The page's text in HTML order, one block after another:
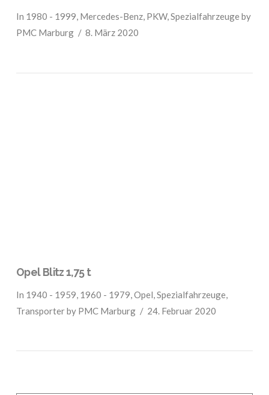
In 1980 - 1999, Mercedes-Benz, PKW,Spezialfahrzeugeby
PMC Marburg
8. März 2020
Opel Blitz 1,75 t
In 1940 - 1959, 1960 - 1979,Opel,Spezialfahrzeuge,
Transporterby PMC Marburg 24. Februar 2020